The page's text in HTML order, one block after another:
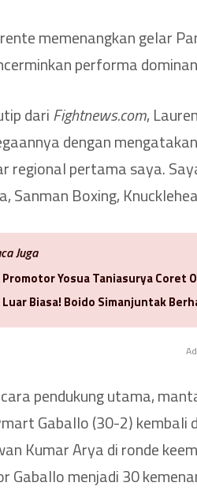
memenangkan gelar
performa
dariFightnews.com,
dengan
regional pertama saya.
Sanman Boxing,
Juga
Promotor Yosua Taniasurya Coret
Luar Biasa! Boido Simanjuntak
pendukung utama,
Gaballo (30-2) kembali
Kumar Arya di ronde
Gaballo menjadi 30